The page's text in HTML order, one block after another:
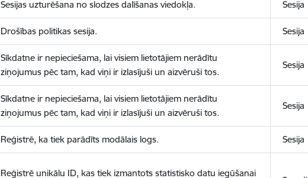
Sesijas uzturēšana no slodzes dalīšanas viedokļa. Sesija
Drošības politikas sesija. Sesija
Sīkdatne ir nepieciešama, lai visiem lietotājiem nerādītu
ziņojumus pēc tam, kad viņi ir izlasījuši un aizvēruši tos.
Sesija
Sīkdatne ir nepieciešama, lai visiem lietotājiem nerādītu
ziņojumus pēc tam, kad viņi ir izlasījuši un aizvēruši tos.
Sesija
Reģistrē, ka tiek parādīts modālais logs. Sesija
Reģistrē unikālu ID, kas tiek izmantots statistisko datu iegūšanai